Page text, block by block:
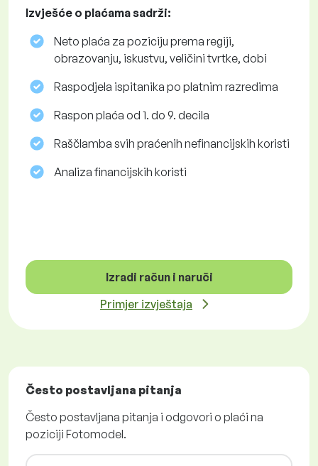
Izvješće o plaćama sadrži:
Neto plaća za poziciju prema regiji,
obrazovanju, iskustvu, veličini tvrtke, dobi
Raspodjela ispitanika po platnim razredima
Raspon plaća od 1. do 9. decila
Raščlamba svih praćenih nefinancijskih koristi
Analiza financijskih koristi
Izradi račun i naruči
Primjer izvještaja
Često postavljana pitanja
Često postavljana pitanja i odgovori o plaći na
poziciji Fotomodel.